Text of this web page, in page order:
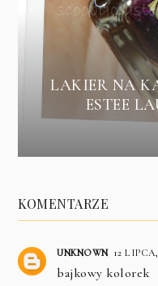
LAKIER NA
ESTEE
KOMENTARZE
UNKNOWN 12 LIPCA,
bajkowy kolorek